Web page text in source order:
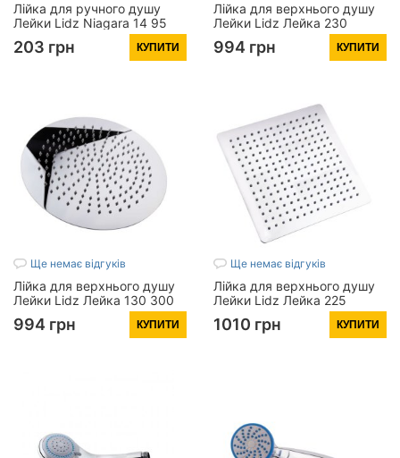
Лійка для ручного душу
Лейки Lidz Niagara 14 95
мм округла
LDNIA14CRM35465 Chrome
203 грн КУПИТИ
Лійка для верхнього душу
Лейки Lidz Лейка 230
300x300 мм прямокутна
LDNIA230NKS32453 Nickel
994 грн КУПИТИ
Ще немає відгуків
Лійка для верхнього душу
Лейки Lidz Лейка 130 300
мм округла
LDNIA130NKS32451 Nickel
994 грн КУПИТИ
Ще немає відгуків
Лійка для верхнього душу
Лейки Lidz Лейка 225
250x250 мм прямокутна
LDNIA225NKS32452 Nickel
1010 грн КУПИТИ